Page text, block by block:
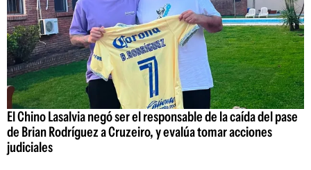
El Chino Lasalvia negó ser el responsable de la caída del pase
de Brian Rodríguez a Cruzeiro, y evalúa tomar acciones
judiciales